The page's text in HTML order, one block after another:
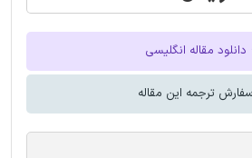
دانلود مقاله انگلیسی
سفارش ترجمه این مقاله